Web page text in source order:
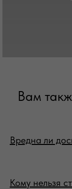
Вам
Вредна ли
Кому нельзя